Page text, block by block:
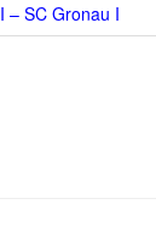
– SC Gronau I